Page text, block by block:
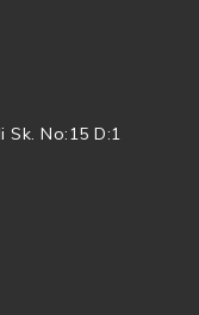
Sk. No:15 D:1